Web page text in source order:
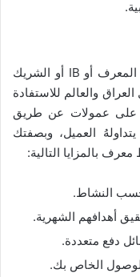
يتوفر لدى “يوني بورصة” برنامج الوسيط المعرف أو IB أو الشريك
والعالم للاستفادة
على عمولات عن طريق
12$ لكل لوت يتداولهُ العميل، وبصفتك
بالمزايا التالية:
حسب النشاط.
أهدافهم الشهرية.
دفع متعددة.
الخاص بك.